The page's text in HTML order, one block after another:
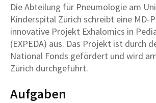
Die Abteilung für Pneumologie am
Kinderspital Zürich schreibt eine MD-
innovative Projekt Exhalomics in
(EXPEDA) aus. Das Projekt ist durch
National Fonds gefördert und wird
Zürich durchgeführt.
Aufgaben